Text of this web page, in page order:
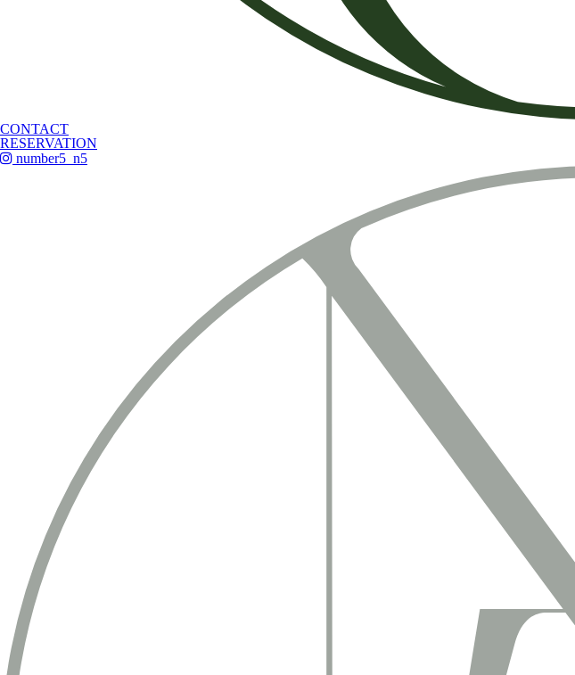
CONTACT
RESERVATION
number5_n5